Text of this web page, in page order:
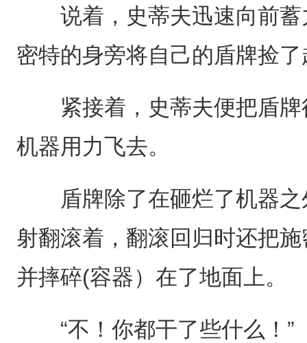
说着，史蒂夫迅速向前蓄
密特的身旁将自己的盾牌捡
紧接着，史蒂夫便把盾牌
机器用力飞去。
盾牌除了在砸烂了机器之
射翻滚着，翻滚回归时还把
并摔碎(容器）在了地面上。
“不！你都干了些什么！”